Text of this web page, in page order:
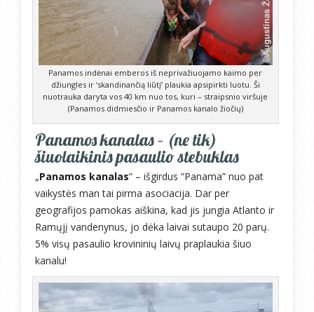
Panamos indėnai emberos iš neprivažiuojamo kaimo per
džiungles ir ‘skandinančią liūtį’ plaukia apsipirkti luotu. Ši
nuotrauka daryta vos 40 km nuo tos, kuri – straipsnio viršuje
(Panamos didmiesčio ir Panamos kanalo žiočių)
Panamos kanalas – (ne tik)
šiuolaikinis pasaulio stebuklas
„Panamos kanalas“ – išgirdus “Panama” nuo pat
vaikystės man tai pirma asociacija. Dar per
geografijos pamokas aiškina, kad jis jungia Atlanto ir
Ramųjį vandenynus, jo dėka laivai sutaupo 20 parų.
5% visų pasaulio krovininių laivų praplaukia šiuo
kanalu!